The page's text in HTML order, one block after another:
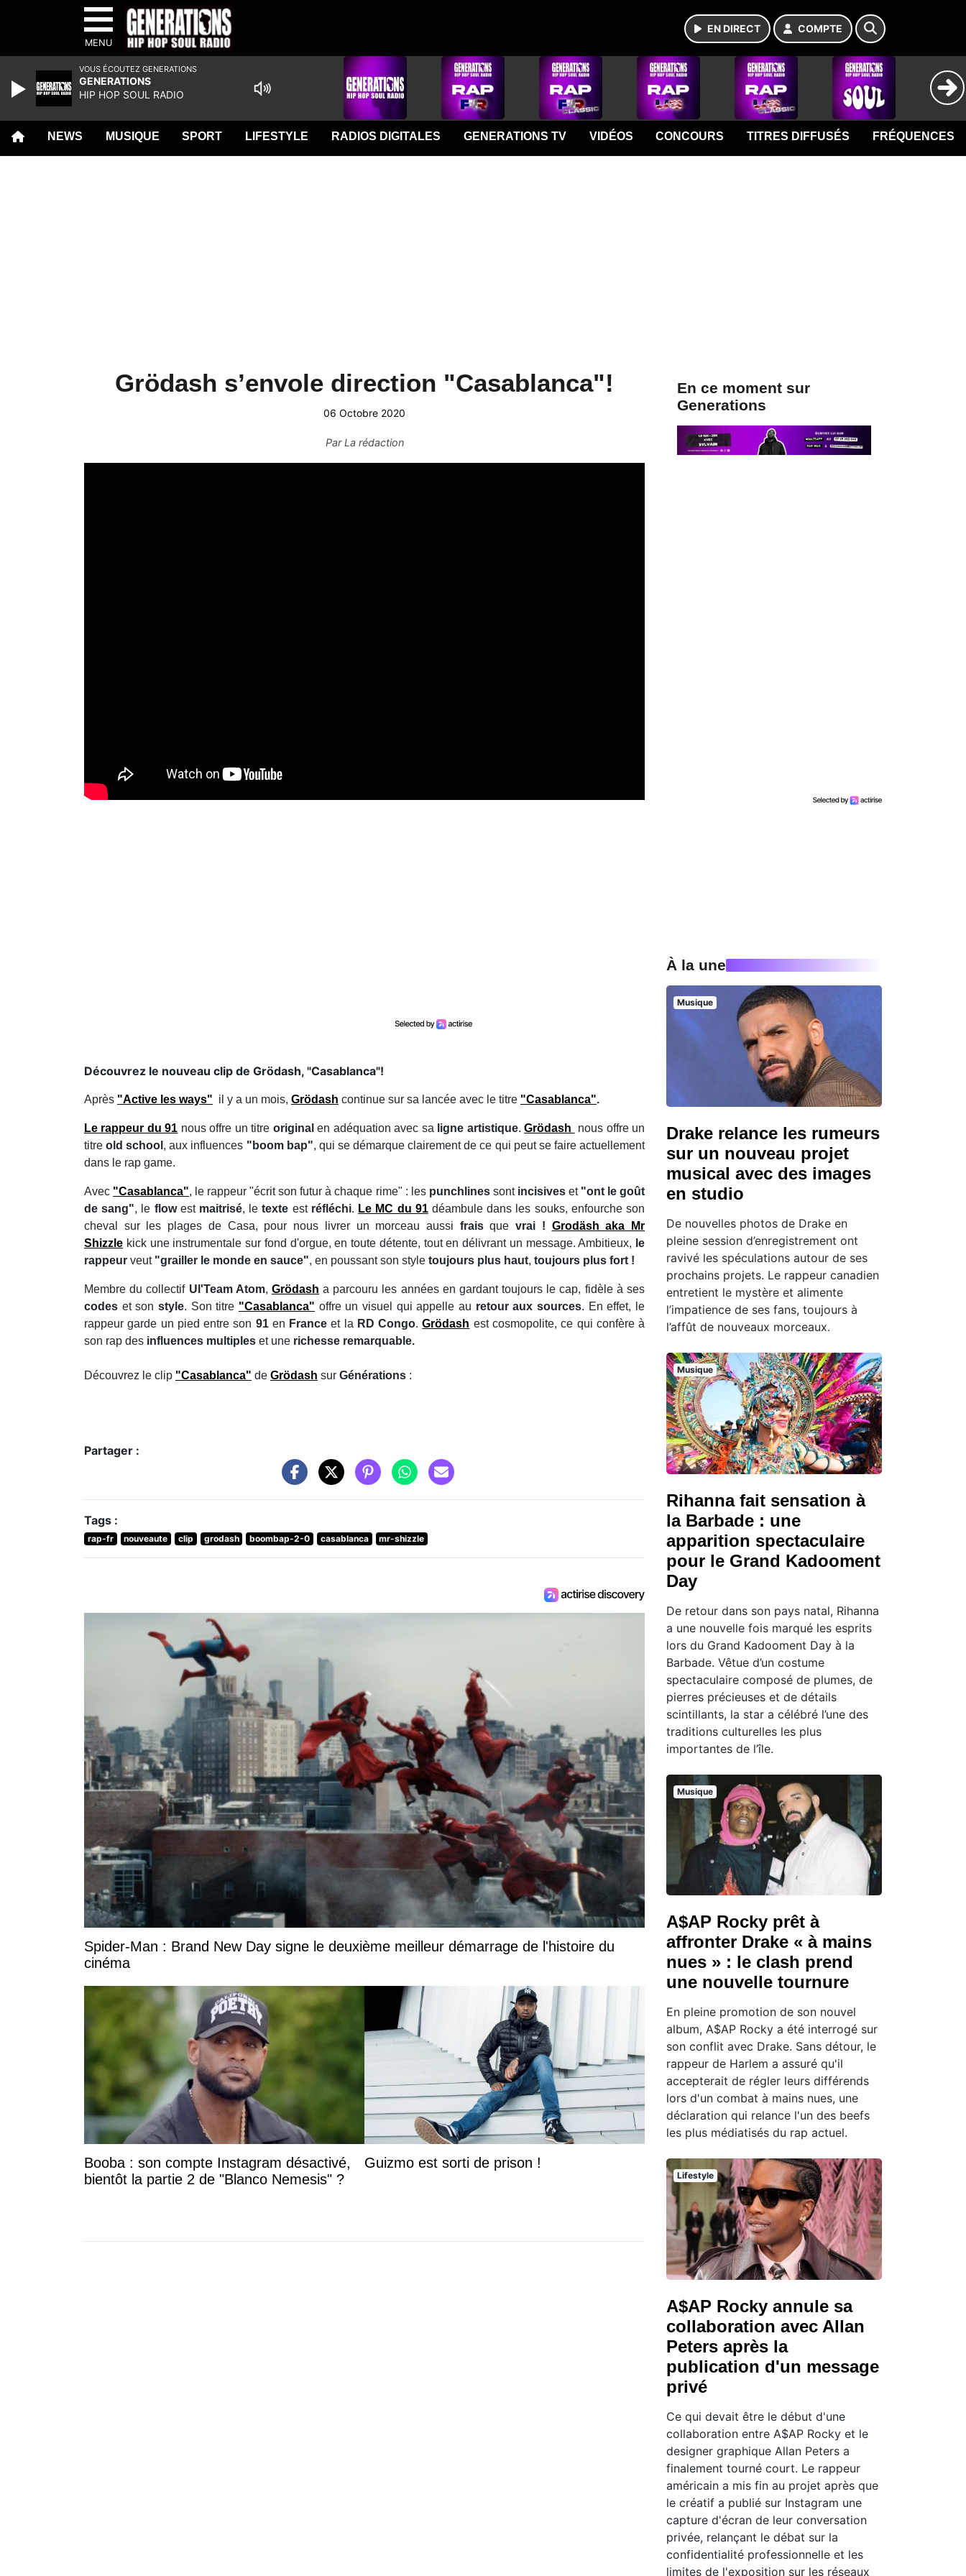
MENU
EN DIRECT COMPTE
NEWS MUSIQUE SPORT LIFESTYLE RADIOS DIGITALES GENERATIONS TV VIDÉOS CONCOURS TITRES DIFFUSÉS FRÉQUENCES
Grödash s’envole direction "Casablanca"!
06 Octobre 2020
ParLa rédaction
Découvrez le nouveau clip de Grödash, "Casablanca"!
Après "Active les ways" il y a un mois, Grödash continue sur sa lancée avec le titre "Casablanca".
Le rappeur du 91 nous offre un titre originalen adéquation avec sa ligne artistique.Grödash
nous offre un
titreold school , aux influences "boom bap", qui se démarque clairement de ce qui peut se faire actuellement
dans le rap game.
Avec "Casablanca", le rappeur "écrit son futur à chaque rime" : les punchlines sont incisives et"ont le goût
de sang", le flowest maitrisé, letexte est réfléchi. Le MC du 91 déambule dans les souks, enfourche son
cheval sur les plages de Casa, pour nous livrer un morceau aussi fraisque vrai ! Grodäsh aka Mr
Shizzle kick une instrumentale sur fond d'orgue, en toute détente, tout en délivrant un message. Ambitieux, le
rappeur veut "grailler le monde en sauce", en poussant son style toujours plus haut, toujours plus fort !
Membre du collectif Ul'Team Atom, Grödash a parcouru les années en gardant toujours le cap, fidèle à ses
codes et sonstyle. Son titre "Casablanca" offre un visuel qui appelle au retour aux sources. En effet, le
rappeur garde un pied entre son 91 en France et la RD Congo.Grödash est cosmopolite, ce qui confère à
son rap des influences multiples et une richesse remarquable.
Découvrez le clip "Casablanca" de Grödash sur Générations :
Partager :
Tags :
rap-fr nouveaute clip grodash boombap-2-0 casablanca mr-shizzle
Spider-Man : Brand New Day signe le deuxième meilleur démarrage de l'histoire du
cinéma
Booba : son compte Instagram désactivé,
bientôt la partie 2 de "Blanco Nemesis" ?
Guizmo est sorti de prison !
En ce moment sur
Generations
À la une
Musique
Drake relance les rumeurs
sur un nouveau projet
musical avec des images
en studio
De nouvelles photos de Drake en
pleine session d’enregistrement ont
ravivé les spéculations autour de ses
prochains projets. Le rappeur canadien
entretient le mystère et alimente
l’impatience de ses fans, toujours à
l’affût de nouveaux morceaux.
Musique
Rihanna fait sensation à
la Barbade : une
apparition spectaculaire
pour le Grand Kadooment
Day
De retour dans son pays natal, Rihanna
a une nouvelle fois marqué les esprits
lors du Grand Kadooment Day à la
Barbade. Vêtue d’un costume
spectaculaire composé de plumes, de
pierres précieuses et de détails
scintillants, la star a célébré l’une des
traditions culturelles les plus
importantes de l’île.
Musique
A$AP Rocky prêt à
affronter Drake « à mains
nues » : le clash prend
une nouvelle tournure
En pleine promotion de son nouvel
album, A$AP Rocky a été interrogé sur
son conflit avec Drake. Sans détour, le
rappeur de Harlem a assuré qu'il
accepterait de régler leurs différends
lors d'un combat à mains nues, une
déclaration qui relance l'un des beefs
les plus médiatisés du rap actuel.
Lifestyle
A$AP Rocky annule sa
collaboration avec Allan
Peters après la
publication d'un message
privé
Ce qui devait être le début d'une
collaboration entre A$AP Rocky et le
designer graphique Allan Peters a
finalement tourné court. Le rappeur
américain a mis fin au projet après que
le créatif a publié sur Instagram une
capture d'écran de leur conversation
privée, relançant le débat sur la
confidentialité professionnelle et les
limites de l'exposition sur les réseaux
VOUS ÉCOUTEZ GENERATIONS
GENERATIONS
HIP HOP SOUL RADIO